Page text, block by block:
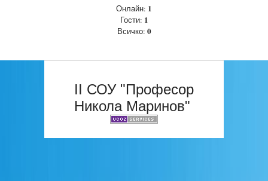
Онлайн: 1
Гости: 1
Всичко: 0
II СОУ "Професор
Никола Маринов"